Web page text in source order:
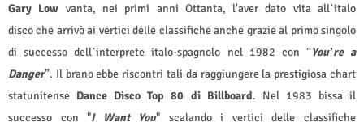
Gary Low vanta, nei primi anni Ottanta, l'aver dato vita all’italo
disco che arrivò ai vertici delle classifiche anche grazie al primo singolo
di successo dell’interprete italo-spagnolo nel 1982 con “You’re a
Danger”. Il brano ebbe riscontri tali da raggiungere la prestigiosa chart
statunitense Dance Disco Top 80 di Billboard. Nel 1983 bissa il
successo con "I Want You" scalando i vertici delle classifiche